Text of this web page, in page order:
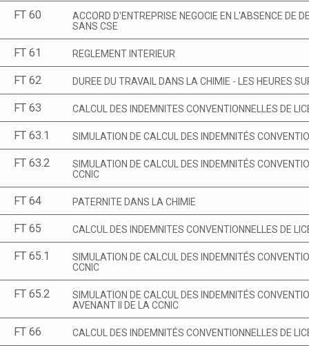
FT 60
ACCORD D'ENTREPRISE NEGOCIE EN L'ABSENCE DE
SANS CSE
FT 61 REGLEMENT INTERIEUR
FT 62 DUREE DU TRAVAIL DANS LA CHIMIE - LES HEURES
FT 63 CALCUL DES INDEMNITES CONVENTIONNELLES DE
FT 63.1 SIMULATION DE CALCUL DES INDEMNITÉS
FT 63.2
SIMULATION DE CALCUL DES INDEMNITÉS
CCNIC
FT 64 PATERNITE DANS LA CHIMIE
FT 65 CALCUL DES INDEMNITES CONVENTIONNELLES DE
FT 65.1
SIMULATION DE CALCUL DES INDEMNITÉS
CCNIC
FT 65.2
SIMULATION DE CALCUL DES INDEMNITÉS
AVENANT II DE LA CCNIC
FT 66 CALCUL DES INDEMNITÉS CONVENTIONNELLES DE